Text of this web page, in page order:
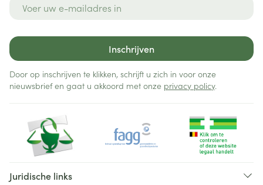
Inschrijven
Door op inschrijven te klikken, schrijft u zich in voor onze
nieuwsbrief en gaat u akkoord met onze privacy policy.
Juridische links